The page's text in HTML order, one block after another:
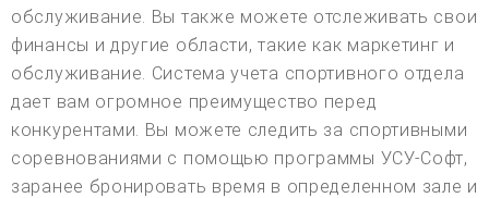
обслуживание. Вы также можете отслеживать свои
финансы и другие области, такие как маркетинг и
обслуживание. Система учета спортивного отдела
дает вам огромное преимущество перед
конкурентами. Вы можете следить за спортивными
соревнованиями с помощью программы УСУ-Софт,
заранее бронировать время в определенном зале и